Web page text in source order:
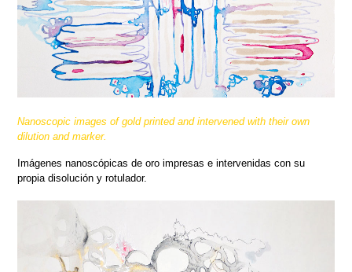
Nanoscopic images of gold printed and intervened with their own
dilution and marker.
Imágenes nanoscópicas de oro impresas e intervenidas con su
propia disolución y rotulador.